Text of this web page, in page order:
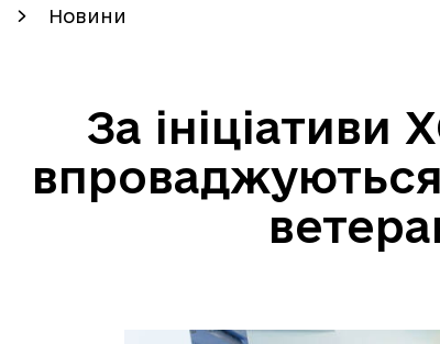
Новини
За ініціативи
впроваджуються